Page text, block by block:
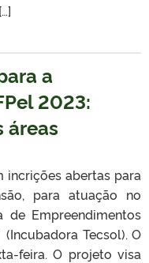
a
2023:
áreas
incrições abertas para
para atuação no
de Empreendimentos
Tecsol). O
feira. O projeto visa